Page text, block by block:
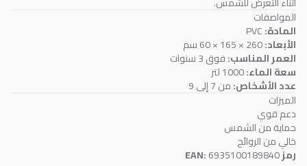
المواصفات
المادة:
الأبعاد:
العمر المناسب:فوق 3 سنوات
سعة الماء:
عدد الأشخاص:من 7 إلى 9
الميزات
دعم قوي
حماية من الشمس
خالي من الروائح
رمز EAN:6935100189840